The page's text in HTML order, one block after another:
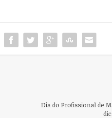
Dia do Profissional de